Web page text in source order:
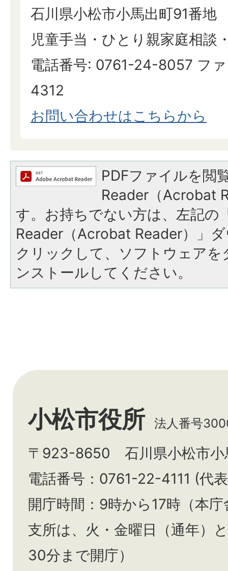
石川県小松市小馬出町91番地
児童手当・ひとり親家庭相談
電話番号: 0761-24-8057 フ
4312
​​​​​​​お問い合わせはこちらから
PDFファイルを閲
Reader（Acrobat
す。お持ちでない方は、左記の
Reader（Acrobat Reader）」
クリックして、ソフトウェア
ンストールしてください。
小松市役所 法人番号
〒923-8650 石川県小松市小
電話番号：0761-22-4111 (代
開庁時間：9時から17時（本
支所は、火・金曜日（通年）と
30分まで開庁）